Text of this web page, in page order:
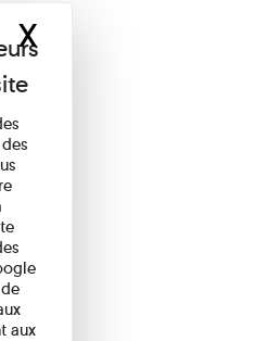
aux
XMasquer le